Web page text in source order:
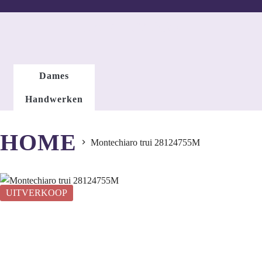
Dames
Handwerken
HOME Montechiaro trui 28124755M
UITVERKOOP